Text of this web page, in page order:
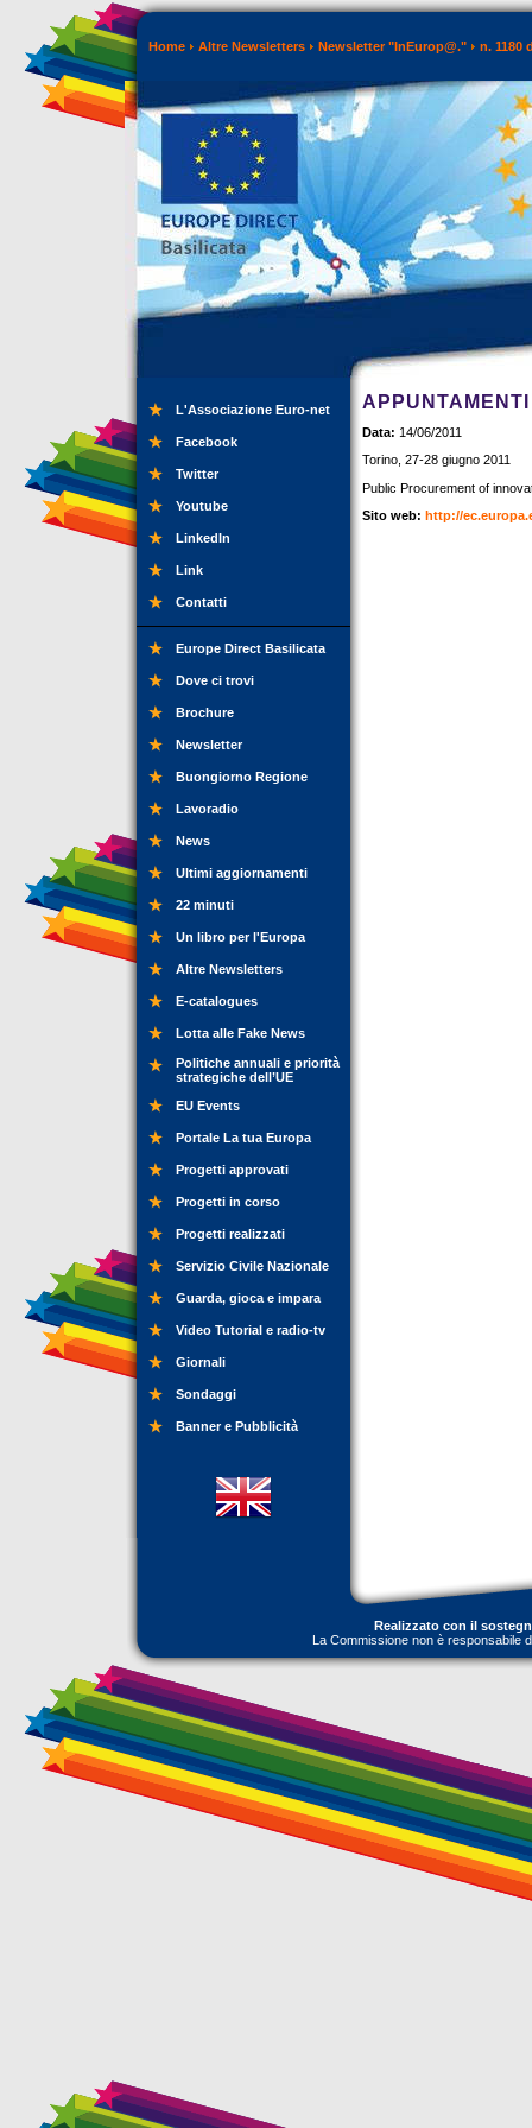
Home Altre Newsletters Newsletter "InEurop@." n. 1180
L'Associazione Euro-net
Facebook
Twitter
Youtube
LinkedIn
Link
Contatti
Europe Direct Basilicata
Dove ci trovi
Brochure
Newsletter
Buongiorno Regione
Lavoradio
News
Ultimi aggiornamenti
22 minuti
Un libro per l'Europa
Altre Newsletters
E-catalogues
Lotta alle Fake News
Politiche annuali e priorità
strategiche dell’UE
EU Events
Portale La tua Europa
Progetti approvati
Progetti in corso
Progetti realizzati
Servizio Civile Nazionale
Guarda, gioca e impara
Video Tutorial e radio-tv
Giornali
Sondaggi
Banner e Pubblicità
Data: 14/06/2011
Torino, 27-28 giugno 2011
Public Procurement of
Sito web: http://
Realizzato con il
La Commissione non è responsabile